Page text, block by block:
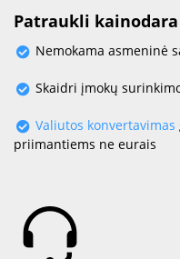
Patraukli kainodara
Nemokama asmeninė
Skaidri įmokų
Valiutos konvertavimas
priimantiems ne eurais